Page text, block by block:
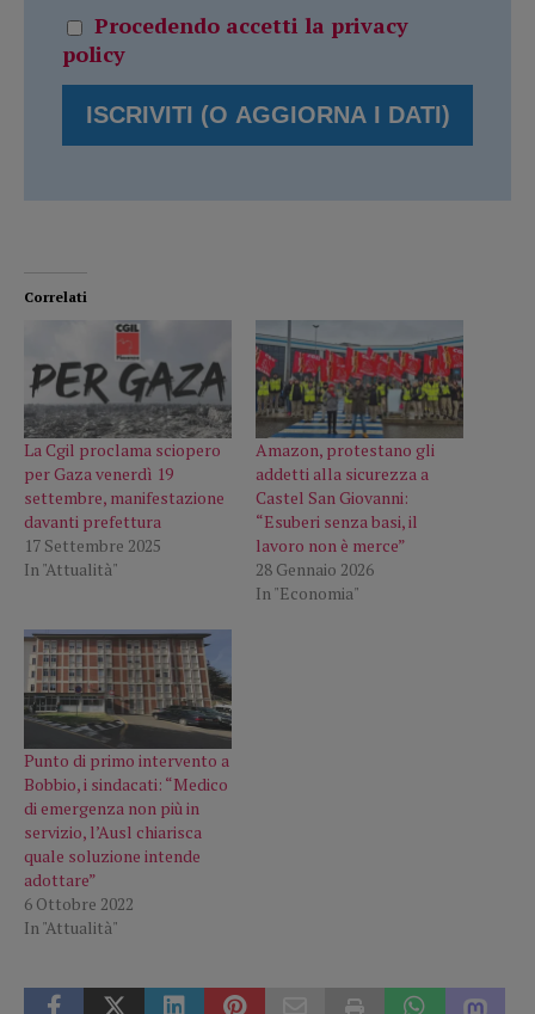
Procedendo accetti la privacy
policy
Correlati
La Cgil proclama sciopero
per Gaza venerdì 19
settembre, manifestazione
davanti prefettura
17 Settembre 2025
In "Attualità"
Amazon, protestano gli
addetti alla sicurezza a
Castel San Giovanni:
“Esuberi senza basi, il
lavoro non è merce”
28 Gennaio 2026
In "Economia"
Punto di primo intervento a
Bobbio, i sindacati: “Medico
di emergenza non più in
servizio, l’Ausl chiarisca
quale soluzione intende
adottare”
6 Ottobre 2022
In "Attualità"